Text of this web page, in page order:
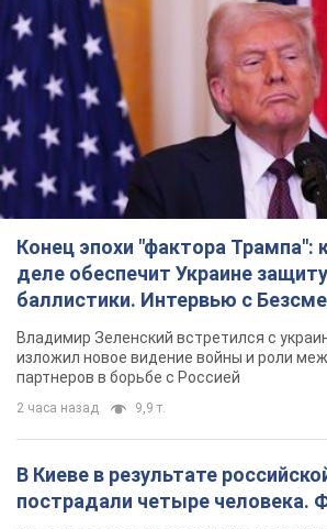
Конец эпохи "фактора Трампа":
деле обеспечит Украине
баллистики. Интервью с
Владимир Зеленский встретился с
изложил новое видение войны и роли
партнеров в борьбе с Россией
2 часа назад 9,9 т.
В Киеве в результате
пострадали четыре человека.